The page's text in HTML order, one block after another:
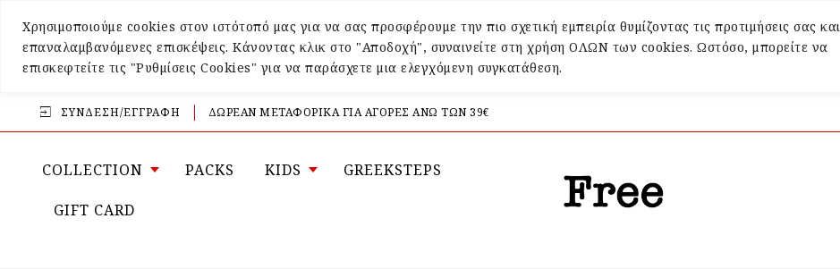
Χρησιμοποιούμε cookies στον ιστότοπό μας για να σας προσφέρουμε την πιο σχετική εμπειρία θυμίζοντας τις προτιμήσεις σας και
επαναλαμβανόμενες επισκέψεις. Κάνοντας κλικ στο "Αποδοχή", συναινείτε στη χρήση ΟΛΩΝ των cookies. Ωστόσο, μπορείτε να
επισκεφτείτε τις "Ρυθμίσεις Cookies" για να παράσχετε μια ελεγχόμενη συγκατάθεση.
ΣΎΝΔΕΣΗ/ΕΓΓΡΑΦΉ ΔΩΡΕΑΝ ΜΕΤΑΦΟΡΙΚΑ ΓΙΑ ΑΓΟΡΕΣ ΑΝΩ ΤΩΝ 39€
COLLECTION PACKS KIDS GREEKSTEPS
GIFT CARD